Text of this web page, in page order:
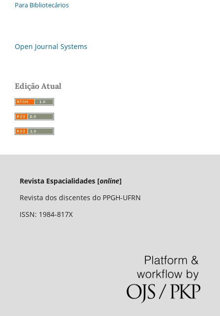
Para Bibliotecários
Open Journal Systems
Edição Atual
Revista Espacialidades [online]
Revista dos discentes do PPGH-UFRN
ISSN: 1984-817X